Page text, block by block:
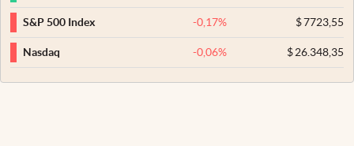
S&P 500 Index -0,17% $7723,55
Nasdaq -0,06% $26.348,35